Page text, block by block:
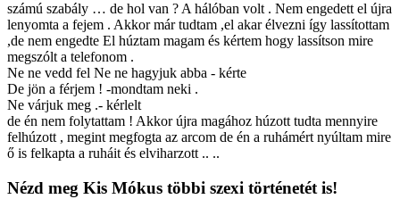
számú szabály … de hol van ? A hálóban volt . Nem engedett el újra
lenyomta a fejem . Akkor már tudtam ,el akar élvezni így lassítottam
,de nem engedte El húztam magam és kértem hogy lassítson mire
megszólt a telefonom .
Ne ne vedd fel Ne ne hagyjuk abba - kérte
De jön a férjem ! -mondtam neki .
Ne várjuk meg .- kérlelt
de én nem folytattam ! Akkor újra magához húzott tudta mennyire
felhúzott , megint megfogta az arcom de én a ruhámért nyúltam mire
ő is felkapta a ruháit és elviharzott .. ..
Nézd meg Kis Mókus többi szexi történetét is!